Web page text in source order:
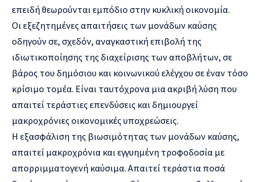
επειδή θεωρούνται εμπόδιο στην κυκλική οικονομία.
Οι εξεζητημένες απαιτήσεις των μονάδων καύσης
οδηγούν σε, σχεδόν, αναγκαστική επιβολή της
ιδιωτικοποίησης της διαχείρισης των αποβλήτων, σε
βάρος του δημόσιου και κοινωνικού ελέγχου σε έναν τόσο
κρίσιμο τομέα. Είναι ταυτόχρονα μια ακριβή λύση που
απαιτεί τεράστιες επενδύσεις και δημιουργεί
μακροχρόνιες οικονομικές υποχρεώσεις.
Η εξασφάλιση της βιωσιμότητας των μονάδων καύσης,
απαιτεί μακροχρόνια και εγγυημένη τροφοδοσία με
απορριμματογενή καύσιμα. Απαιτεί τεράστια ποσά